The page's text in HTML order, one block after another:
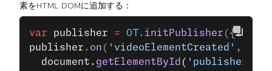
素をHTML DOMに追加する：
var publisher = OT. initPublisher ({
publisher . on ( 'videoElementCreated' ,
  document.
getElementById ( 'publisher-